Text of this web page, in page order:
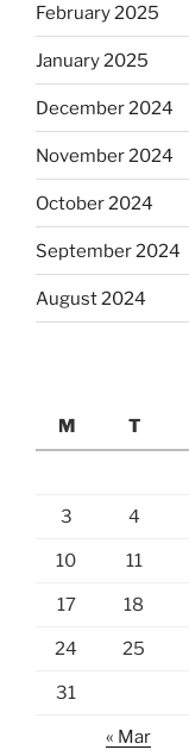
February 2025
January 2025
December 2024
November 2024
October 2024
September 2024
August 2024
M
T
3 4
10 11
17 18
24 25
31
« Mar